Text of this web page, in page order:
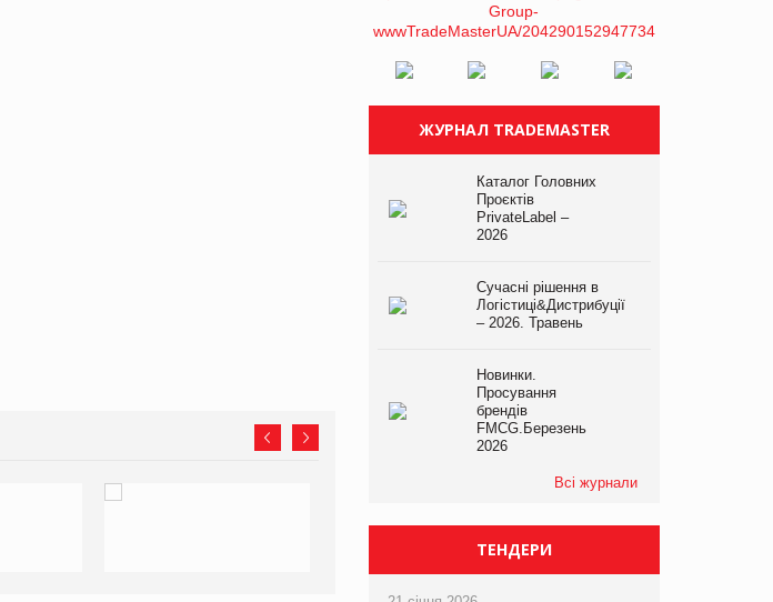
ЖУРНАЛ TRADEMASTER
Каталог Головних
Проєктів
PrivateLabel –
2026
Сучасні рішення в
Логістиці&Дистрибуції
– 2026. Травень
Новинки.
Просування
брендів
FMCG.Березень
2026
Всі журнали
ТЕНДЕРИ